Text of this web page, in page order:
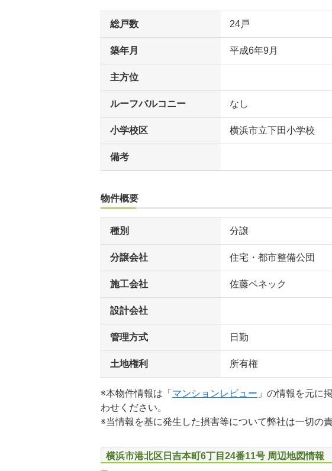
総戸数 24戸
築年月 平成6年9月
主方位
ルーフバルコニー なし
小学校区 横浜市立下田小学校
備考
物件概要
種別 分譲
分譲会社 住宅・都市整備公団
施工会社 佐藤ベネック
設計会社
管理方式 日勤
土地権利 所有権
※本物件情報は「 マンションレビュー 」の情報を元に
わせください。
※当情報を基に発生した損害等について弊社は一切の
横浜市港北区日吉本町6丁目24番11号 周辺地図情報